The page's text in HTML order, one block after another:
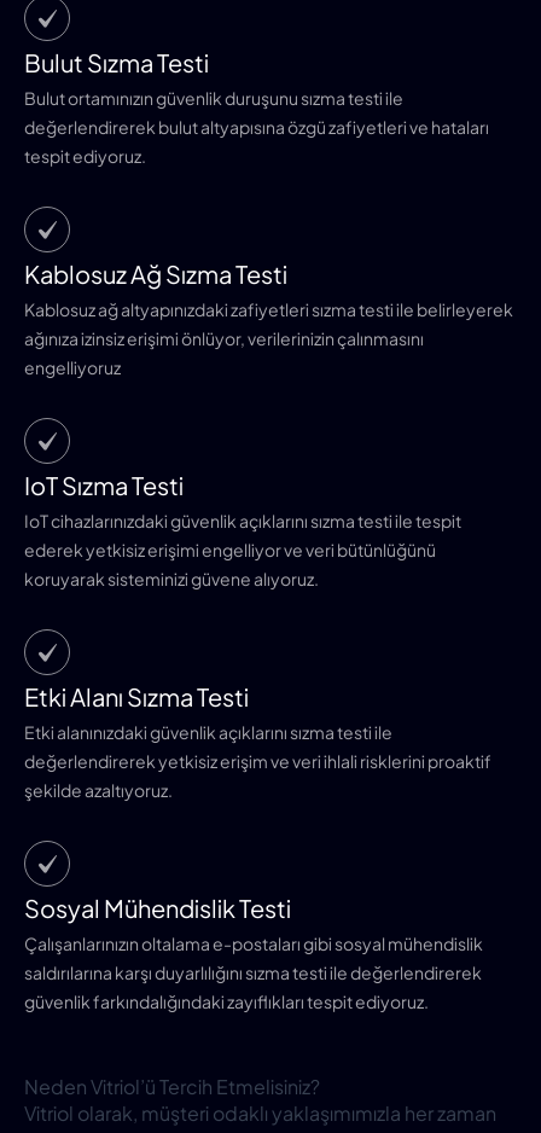
Bulut Sızma Testi
Bulut ortamınızın güvenlik duruşunu sızma testi ile
değerlendirerek bulut altyapısına özgü zafiyetleri ve hataları
tespit ediyoruz.
Kablosuz Ağ Sızma Testi
Kablosuz ağ altyapınızdaki zafiyetleri sızma testi ile belirleyerek
ağınıza izinsiz erişimi önlüyor, verilerinizin çalınmasını
engelliyoruz
IoT Sızma Testi
IoT cihazlarınızdaki güvenlik açıklarını sızma testi ile tespit
ederek yetkisiz erişimi engelliyor ve veri bütünlüğünü
koruyarak sisteminizi güvene alıyoruz.
Etki Alanı Sızma Testi
Etki alanınızdaki güvenlik açıklarını sızma testi ile
değerlendirerek yetkisiz erişim ve veri ihlali risklerini proaktif
şekilde azaltıyoruz.
Sosyal Mühendislik Testi
Çalışanlarınızın oltalama e-postaları gibi sosyal mühendislik
saldırılarına karşı duyarlılığını sızma testi ile değerlendirerek
güvenlik farkındalığındaki zayıflıkları tespit ediyoruz.
Neden Vitriol’ü Tercih Etmelisiniz?
Vitriol olarak, müşteri odaklı yaklaşımımızla her zaman